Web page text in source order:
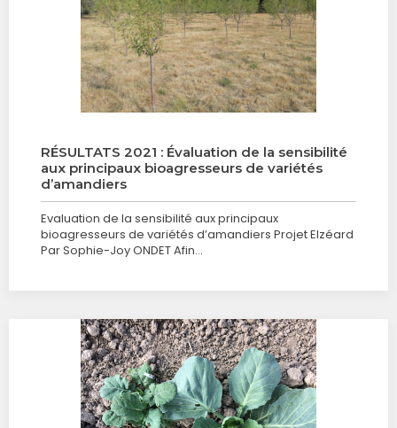
RÉSULTATS 2021 : Évaluation de la sensibilité
aux principaux bioagresseurs de variétés
d’amandiers
Evaluation de la sensibilité aux principaux
bioagresseurs de variétés d’amandiers Projet Elzéard
Par Sophie-Joy ONDET Afin…